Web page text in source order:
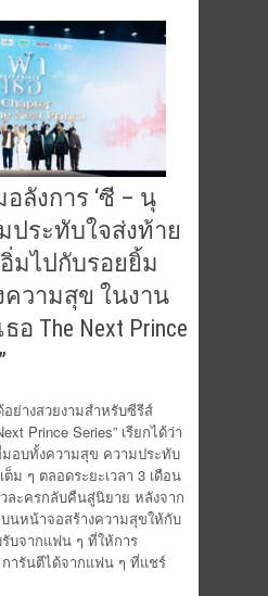
ลังการ ‘ซี – นุ
ประทับใจส่งท้าย
มไปกับรอยยิ้ม
วามสุข ในงาน
อ The Next Prince
ย่างสวยงามสำหรับซีรีส์
Prince Series” เรียกได้ว่า
อบทั้งความสุข ความประทับ
ม ๆ ตลอดระยะเวลา 3 เดือน
วละครกลับคืนสู่นิยาย หลังจาก
นหน้าจอสร้างความสุขให้กับ
บจากแฟน ๆ ที่ให้การ
ารันตีได้จากแฟน ๆ ที่แชร์